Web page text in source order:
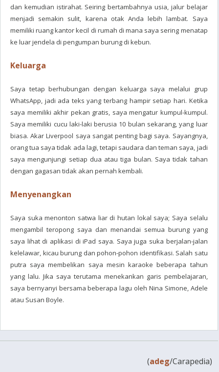
dan kemudian istirahat. Seiring bertambahnya usia, jalur belajar
menjadi semakin sulit, karena otak Anda lebih lambat. Saya
memiliki ruang kantor kecil di rumah di mana saya sering menatap
ke luar jendela di pengumpan burung di kebun.
Keluarga
Saya tetap berhubungan dengan keluarga saya melalui grup
WhatsApp, jadi ada teks yang terbang hampir setiap hari. Ketika
saya memiliki akhir pekan gratis, saya mengatur kumpul-kumpul.
Saya memiliki cucu laki-laki berusia 10 bulan sekarang, yang luar
biasa. Akar Liverpool saya sangat penting bagi saya. Sayangnya,
orang tua saya tidak ada lagi, tetapi saudara dan teman saya, jadi
saya mengunjungi setiap dua atau tiga bulan. Saya tidak tahan
dengan gagasan tidak akan pernah kembali.
Menyenangkan
Saya suka menonton satwa liar di hutan lokal saya; Saya selalu
mengambil teropong saya dan menandai semua burung yang
saya lihat di aplikasi di iPad saya. Saya juga suka berjalan-jalan
kelelawar, kicau burung dan pohon-pohon identifikasi. Salah satu
putra saya membelikan saya mesin karaoke beberapa tahun
yang lalu. Jika saya terutama menekankan garis pembelajaran,
saya bernyanyi bersama beberapa lagu oleh Nina Simone, Adele
atau Susan Boyle.
(adeg/Carapedia)